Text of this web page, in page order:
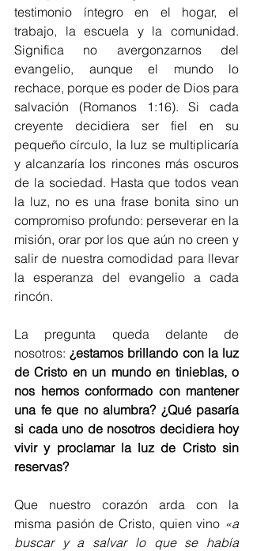
testimonio íntegro en el hogar, el
trabajo, la escuela y la comunidad.
Significa no avergonzarnos del
evangelio, aunque el mundo lo
rechace, porque es poder de Dios para
salvación (Romanos 1:16). Si cada
creyente decidiera ser fiel en su
pequeño círculo, la luz se multiplicaría
y alcanzaría los rincones más oscuros
de la sociedad. Hasta que todos vean
la luz, no es una frase bonita sino un
compromiso profundo: perseverar en la
misión, orar por los que aún no creen y
salir de nuestra comodidad para llevar
la esperanza del evangelio a cada
rincón.
La pregunta queda delante de
nosotros: ¿estamos brillando con la luz
de Cristo en un mundo en tinieblas, o
nos hemos conformado con mantener
una fe que no alumbra? ¿Qué pasaría
si cada uno de nosotros decidiera hoy
vivir y proclamar la luz de Cristo sin
reservas?
Que nuestro corazón arda con la
misma pasión de Cristo, quien vino «a
buscar y a salvar lo que se había